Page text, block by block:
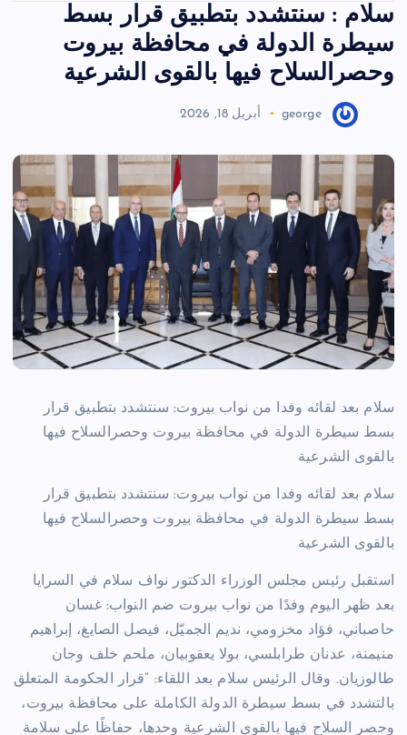
سلام : سنتشدد بتطبيق قرار بسط
سيطرة الدولة في محافظة بيروت
وحصرالسلاح فيها بالقوى الشرعية
george أبريل 18, 2026
سلام بعد لقائه وفدا من نواب بيروت: سنتشدد بتطبيق قرار
بسط سيطرة الدولة في محافظة بيروت وحصرالسلاح فيها
بالقوى الشرعية
سلام بعد لقائه وفدا من نواب بيروت: سنتشدد بتطبيق قرار
بسط سيطرة الدولة في محافظة بيروت وحصرالسلاح فيها
بالقوى الشرعية
استقبل رئيس مجلس الوزراء الدكتور نواف سلام في السرايا
بعد ظهر اليوم وفدًا من نواب بيروت ضم النواب: غسان
حاصباني، فؤاد مخزومي، نديم الجميّل، فيصل الصايغ، إبراهيم
منيمنة، عدنان طرابلسي، بولا يعقوبيان، ملحم خلف وجان
طالوزيان. وقال الرئيس سلام بعد اللقاء: “قرار الحكومة المتعلق
بالتشدد في بسط سيطرة الدولة الكاملة على محافظة بيروت،
وحصر السلاح فيها بالقوى الشرعية وحدها، حفاظًا على سلامة